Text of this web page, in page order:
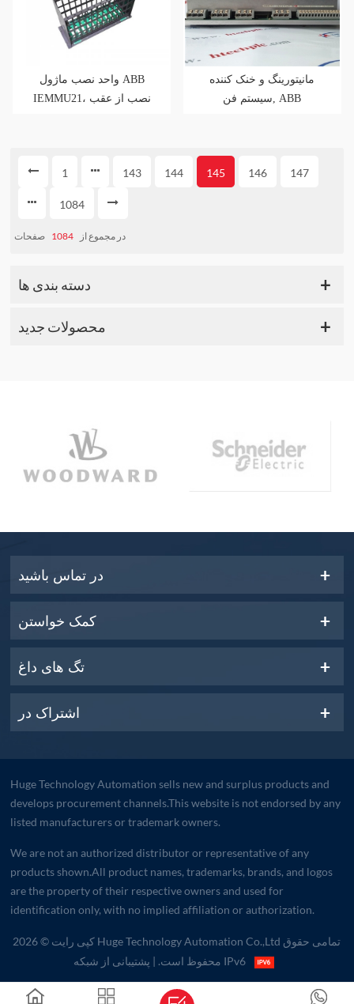
واحد نصب ماژول ABB
IEMMU21، نصب از عقب
مانیتورینگ و خنک کننده
سیستم فن, ABB
1 143 144 145 146 147
1084
در مجموع از 1084 صفحات
دسته بندی ها
محصولات جدید
در تماس باشید
کمک خواستن
تگ های داغ
اشتراک در
Huge Technology Automation sells new and surplus products and
develops procurement channels.This website is not endorsed by any
listed manufacturers or trademark owners.
We are not an authorized distributor or representative of any
products shown.All product names, trademarks, brands, and logos
are the property of their respective owners and used for
identification only, with no implied affiliation or authorization.
کپی رایت © 2026 Huge Technology Automation Co.,Ltd تمامی حقوق
محفوظ است. | پشتیبانی از شبکه IPv6